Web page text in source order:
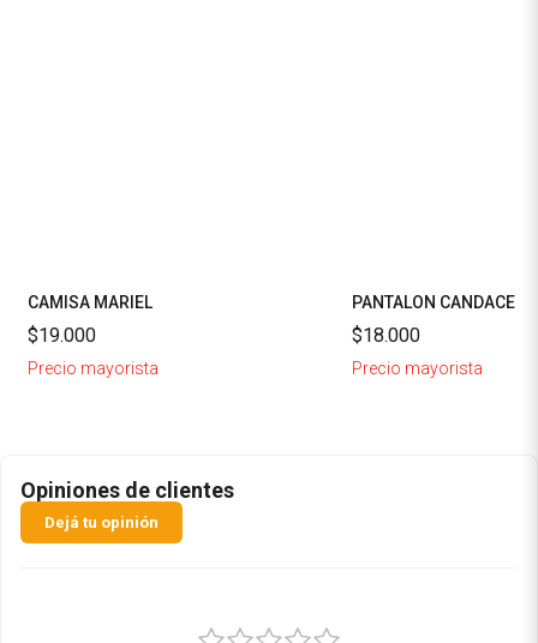
CAMISA MARIEL
$19.000
Precio mayorista
PANTALON CANDACE
$18.000
Precio mayorista
Opiniones de clientes
Dejá tu opinión